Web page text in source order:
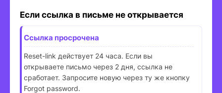
Если ссылка в письме не открывается
Ссылка просрочена
Reset-link действует 24 часа. Если вы
открываете письмо через 2 дня, ссылка не
сработает. Запросите новую через ту же кнопку
Forgot password.